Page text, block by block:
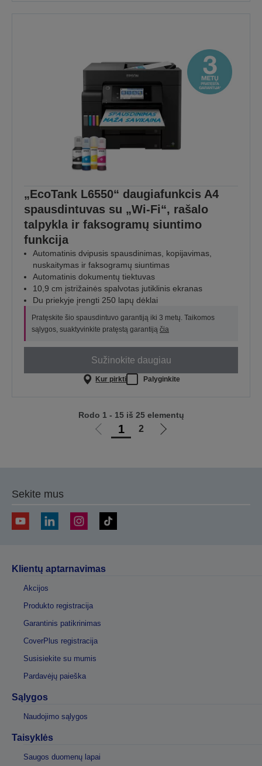
„EcoTank L6550“ daugiafunkcis A4
spausdintuvas su „Wi-Fi“, rašalo
talpykla ir faksogramų siuntimo
funkcija
Automatinis dvipusis spausdinimas, kopijavimas,
nuskaitymas ir faksogramų siuntimas
Automatinis dokumentų tiektuvas
10,9 cm įstrižainės spalvotas jutiklinis ekranas
Du priekyje įrengti 250 lapų dėklai
Pratęskite šio spausdintuvo garantiją iki 3 metų. Taikomos
sąlygos, suaktyvinkite pratęstą garantiją čia
Sužinokite daugiau
Kur pirkti Palyginkite
Eiti
1 2
Eiti
Rodo 1 - 15 iš 25 elementų
Sekite mus
Klientų aptarnavimas
Akcijos
Produkto registracija
Garantinis patikrinimas
CoverPlus registracija
Susisiekite su mumis
Pardavėjų paieška
Sąlygos
Naudojimo sąlygos
Taisyklės
Saugos duomenų lapai